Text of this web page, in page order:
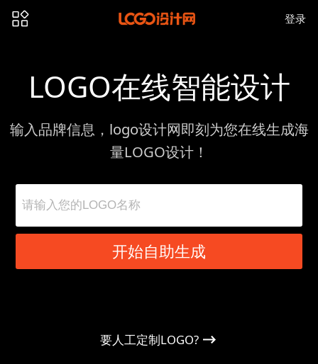
登录
LOGO在线智能设计
输入品牌信息，logo设计网即刻为您在线生成海
量LOGO设计！
开始自助生成
要人工定制LOGO?